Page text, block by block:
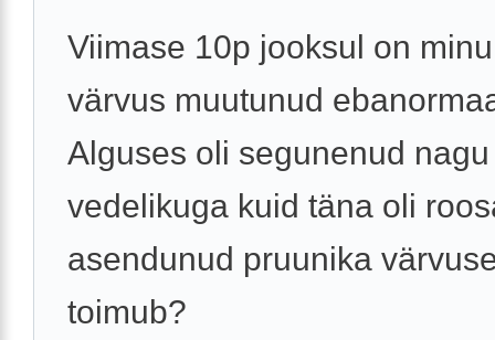
Viimase 10p jooksul on
värvus muutunud
Alguses oli segunenud
vedelikuga kuid täna oli
asendunud pruunika
toimub?